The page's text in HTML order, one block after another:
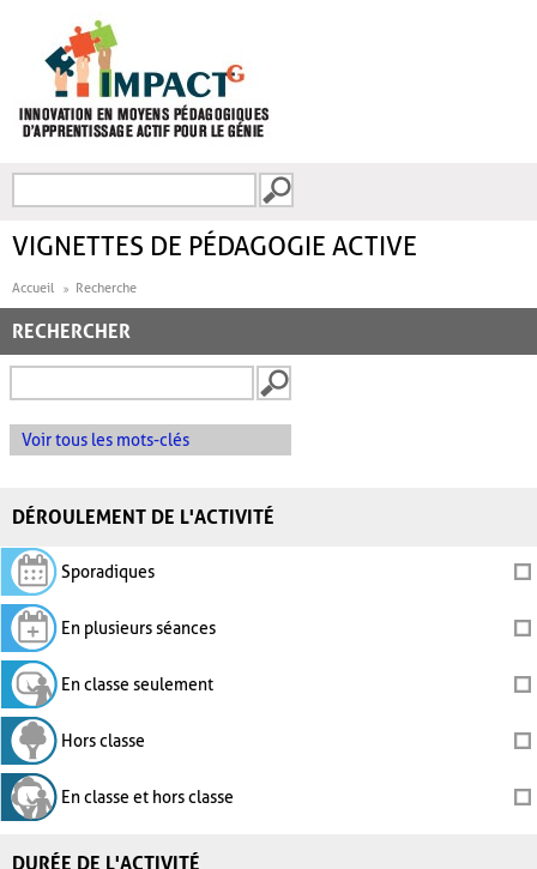
FORMULAIRE DE
VIGNETTES DE PÉDAGOGIE ACTIVE
Accueil Recherche
RECHERCHER
Voir tous les mots-clés
DÉROULEMENT DE L'ACTIVITÉ
Sporadiques
En plusieurs séances
En classe seulement
Hors classe
En classe et hors classe
DURÉE DE L'ACTIVITÉ